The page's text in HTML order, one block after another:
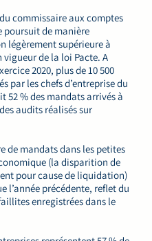
commissaire aux comptes
poursuit de manière
légèrement supérieure à
vigueur de la loi Pacte. A
2020, plus de 10 500
par les chefs d’entreprise du
52 % des mandats arrivés à
audits réalisés sur
de mandats dans les petites
(la disparition de
pour cause de liquidation)
l’année précédente, reflet du
enregistrées dans le